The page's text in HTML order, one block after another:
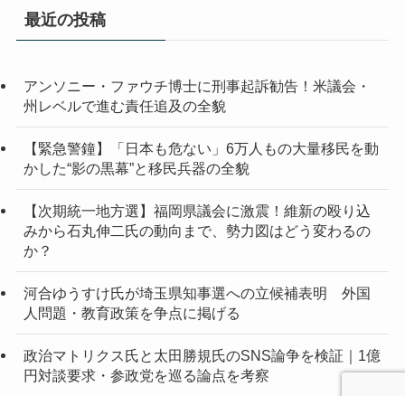
イ
最近の投稿
アンソニー・ファウチ博士に刑事起訴勧告！米議会・
州レベルで進む責任追及の全貌
【緊急警鐘】「日本も危ない」6万人もの大量移民を動
かした“影の黒幕”と移民兵器の全貌
【次期統一地方選】福岡県議会に激震！維新の殴り込
みから石丸伸二氏の動向まで、勢力図はどう変わるの
か？
河合ゆうすけ氏が埼玉県知事選への立候補表明 外国
人問題・教育政策を争点に掲げる
政治マトリクス氏と太田勝規氏のSNS論争を検証｜1億
円対談要求・参政党を巡る論点を考察